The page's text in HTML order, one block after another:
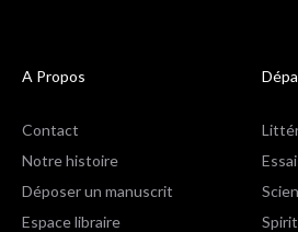
A Propos
Contact
Notre histoire
Déposer un manuscrit
Espace libraire